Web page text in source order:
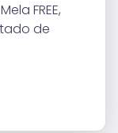
FREE,
de